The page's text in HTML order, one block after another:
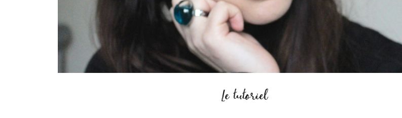
Le tutoriel